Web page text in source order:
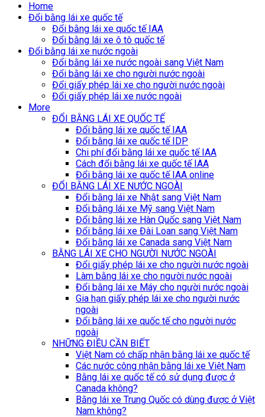
Home
Đổi bằng lái xe quốc tế
Đổi bằng lái xe quốc tế IAA
Đổi bằng lái xe ô tô quốc tế
Đổi bằng lái xe nước ngoài
Đổi bằng lái xe nước ngoài sang Việt Nam
Đổi bằng lái xe cho người nước ngoài
Đổi giấy phép lái xe cho người nước ngoài
Đổi giấy phép lái xe nước ngoài
More
ĐỔI BẰNG LÁI XE QUỐC TẾ
Đổi bằng lái xe quốc tế IAA
Đổi bằng lái xe quốc tế IDP
Chi phí đổi bằng lái xe quốc tế IAA
Cách đổi bằng lái xe quốc tế IAA
Đổi bằng lái xe quốc tế IAA online
ĐỔI BẰNG LÁI XE NƯỚC NGOÀI
Đổi bằng lái xe Nhật sang Việt Nam
Đổi bằng lái xe Mỹ sang Việt Nam
Đổi bằng lái xe Hàn Quốc sang Việt Nam
Đổi bằng lái xe Đài Loan sang Việt Nam
Đổi bằng lái xe Canada sang Việt Nam
BẰNG LÁI XE CHO NGƯỜI NƯỚC NGOÀI
Đổi giấy phép lái xe cho người nước ngoài
Làm bằng lái xe cho người nước ngoài
Đổi bằng lái xe Máy cho người nước ngoài
Gia hạn giấy phép lái xe cho người nước
ngoài
Đổi bằng lái xe quốc tế cho người nước
ngoài
NHỮNG ĐIỀU CẦN BIẾT
Việt Nam có chấp nhận bằng lái xe quốc tế
Các nước công nhận bằng lái xe Việt Nam
Bằng lái xe quốc tế có sử dụng được ở
Canada không?
Bằng lái xe Trung Quốc có dùng được ở Việt
Nam không?